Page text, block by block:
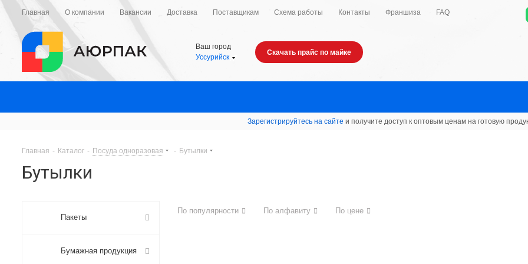
Главная О компании Вакансии Доставка Поставщикам Схема работы Контакты Франшиза FAQ
Ваш город
Уссурийск
Скачать прайс по майке
Зарегистрируйтесь на сайте и получите доступ к оптовым ценам на готовую
Главная - Каталог - Посуда одноразовая - Бутылки
Бутылки
По популярности По алфавиту По цене
Пакеты
Бумажная продукция